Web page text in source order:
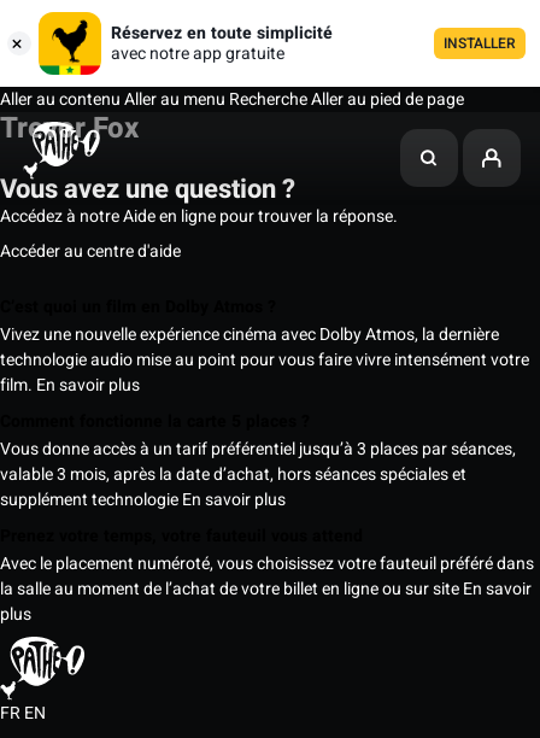
Réservez en toute simplicité
avec notre app gratuite
INSTALLER
Aller au contenuAller au menu RechercheAller au pied de page
Trevor Fox
Vous avez une question ?
Accédez à notre Aide en ligne pour trouver la réponse.
Accéder au centre d'aide
Vivez une nouvelle expérience cinéma avec Dolby Atmos, la dernière
technologie audio mise au point pour vous faire vivre intensément votre
film. En savoir plus
Vous donne accès à un tarif préférentiel jusqu’à 3 places par séances,
valable 3 mois, après la date d’achat, hors séances spéciales et
supplément technologieEn savoir plus
Avec le placement numéroté, vous choisissez votre fauteuil préféré dans
la salle au moment de l’achat de votre billet en ligne ou sur siteEn savoir
plus
FREN